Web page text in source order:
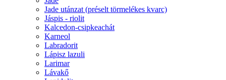
Jade utánzat (préselt törmelékes kvarc)
Jáspis - riolit
Kalcedon-csipkeachát
Karneol
Labradorit
Lápisz lazuli
Larimar
Lávakő